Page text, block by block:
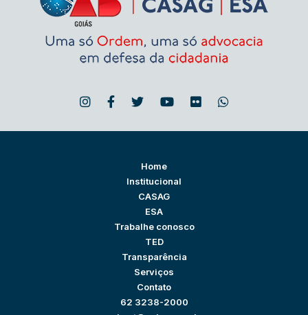
Home
Institucional
CASAG
ESA
Trabalhe conosco
TED
Transparência
Serviços
Contato
62 3238-2000